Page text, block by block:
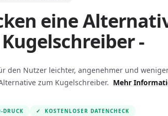
eine
-
den Nutzer leichter, angenehmer und
zum Kugelschreiber. Mehr
DRUCK ✓ KOSTENLOSER DATENCHECK